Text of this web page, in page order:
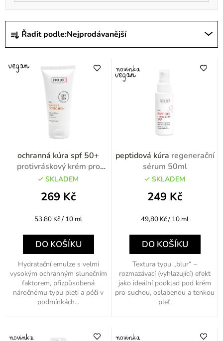
Ř
a
e
Řadit podle:Nejprodávanější
ochranná kúra spf 50+
protivráskový krém pro
suchou zralou pleť SPF 50+
SKLADEM
269 Kč
Měrná
53,80 Kč / 10 ml
DO KOŠÍKU
Hydratační emulze s velmi
vysokým ochranným slunečním
faktorem, přizpůsobená
náročnému typu pleti a péči v
podmínkách...
peptidová kúra regenerační
sérum 50ml
SKLADEM
249 Kč
Měrná
49,80 Kč / 10 ml
DO KOŠÍKU
Textura typu „blur“ –
rozmazávací (vyhlazující) efekt
jako ideální podklad pod krém
pro suchou, oslabenou a tenkou
pleť.